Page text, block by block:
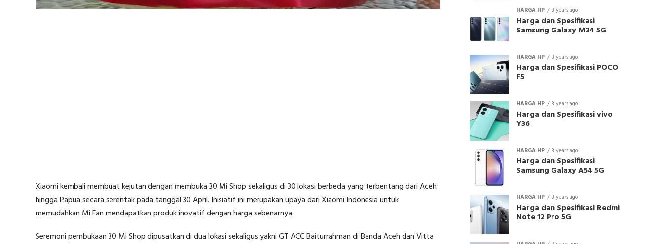
Xiaomi kembali membuat kejutan dengan membuka 30 Mi Shop sekaligus di 30 lokasi berbeda yang terbentang dari Aceh
hingga Papua secara serentak pada tanggal 30 April. Inisiatif ini merupakan upaya dari Xiaomi Indonesia untuk
memudahkan Mi Fan mendapatkan produk inovatif dengan harga sebenarnya.
Seremoni pembukaan 30 Mi Shop dipusatkan di dua lokasi sekaligus yakni GT ACC Baiturrahman di Banda Aceh dan Vitta
HARGA HP 3 years ago
Harga dan Spesifikasi
Samsung Galaxy M34 5G
HARGA HP 3 years ago
Harga dan Spesifikasi POCO
F5
HARGA HP 3 years ago
Harga dan Spesifikasi vivo
Y36
HARGA HP 3 years ago
Harga dan Spesifikasi
Samsung Galaxy A54 5G
HARGA HP 3 years ago
Harga dan Spesifikasi Redmi
Note 12 Pro 5G